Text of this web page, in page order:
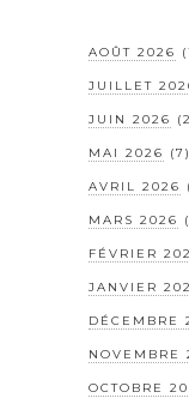
AOÛT 2026
JUILLET
JUIN 2026
MAI 2026 (7)
AVRIL 2026
MARS 2026
FÉVRIER
JANVIER
DÉCEMBRE
NOVEMBRE
OCTOBRE